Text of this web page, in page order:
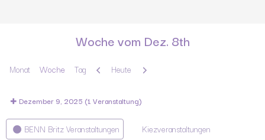
Woche vom Dez. 8th
Monat Woche Tag Zurück
Heute Weiter
Dezember 9, 2025 (1 Veranstaltung)
Kategorien
BENN Britz Veranstaltungen
Kiezveranstaltungen